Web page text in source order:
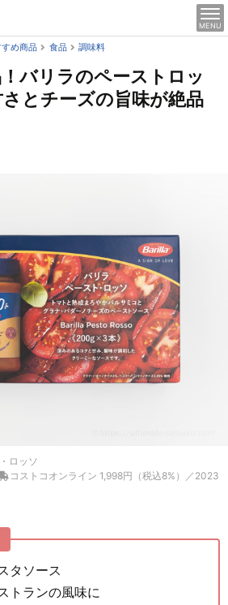
MENU
め商品 食品 調味料
バリラのペーストロッ
とチーズの旨味が絶品
ロッソ
コストコオンライン 1,998円（税込8%）／2023
タソース
トランの風味に